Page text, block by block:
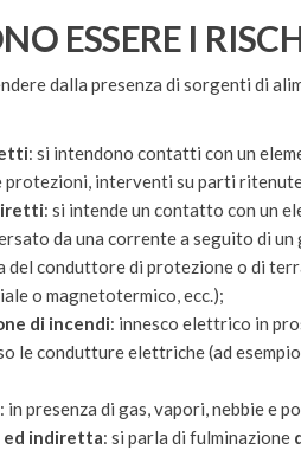
ESSERE I
dalla presenza di sorgenti di
: si intendono contatti con un
protezioni, interventi su parti
: si intende un contatto con un
da una corrente a seguito di
del conduttore di protezione o di
o magnetotermico, ecc.);
di incendi: innesco elettrico in
le condutture elettriche (ad
: in presenza di gas, vapori, nebbie e
indiretta: si parla di fulminazione